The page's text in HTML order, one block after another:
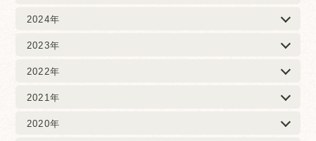
2024年
2023年
2022年
2021年
2020年